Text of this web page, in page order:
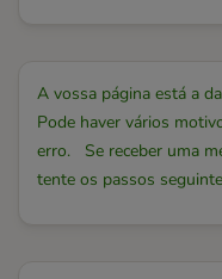
A vossa página está a
Pode haver vários
erro. Se receber uma
tente os passos